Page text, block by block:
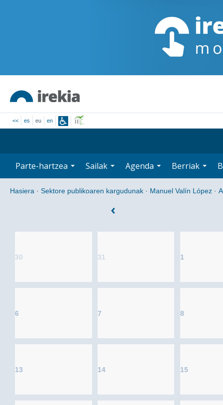
<< es eu en
Parte-hartzea Sailak Agenda Berriak
Hasiera · Sektore publikoaren kargudunak · Manuel Valín López ·
30 31 1
6 7 8
13 14 15